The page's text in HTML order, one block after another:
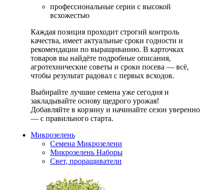
профессиональные серии с высокой
всхожестью
Каждая позиция проходит строгий контроль
качества, имеет актуальные сроки годности и
рекомендации по выращиванию. В карточках
товаров вы найдёте подробные описания,
агротехнические советы и сроки посева — всё,
чтобы результат радовал с первых всходов.
Выбирайте лучшие семена уже сегодня и
закладывайте основу щедрого урожая!
Добавляйте в корзину и начинайте сезон уверенно
— с правильного старта.
Микрозелень
Семена Микрозелени
Микрозелень Наборы
Свет, проращиватели